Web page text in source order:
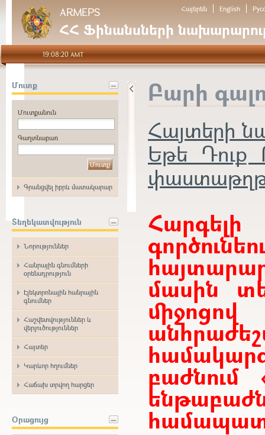
ARMEPS
ՀՀ Ֆինանսների
Հայերեն English
19:08:20 AMT
Մուտք
Մուտքանուն
Գաղտնաբառ
Գրանցվել իբրև մատակարար
Տեղեկատվություն
Նորություններ
Հանրային գնումների
օրենսդրություն
Էլեկտրոնային հանրային
գնումներ
Հաշվետվություններ և
վերլուծություններ
Հայտեր
Կարևոր հղումներ
Հաճախ տրվող հարցեր
Օրացույց
Բարի
Հայտերի
Եթե Դուք
մասին
բաժնում